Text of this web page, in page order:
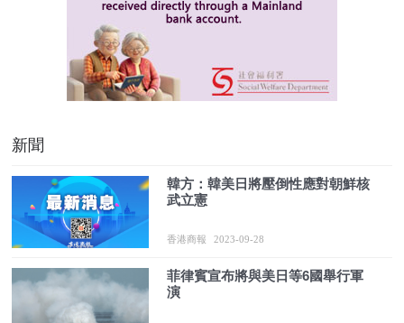
新聞
韓方：韓美日將壓倒性應對朝鮮核
武立憲
香港商報 2023-09-28
菲律賓宣布將與美日等6國舉行軍
演